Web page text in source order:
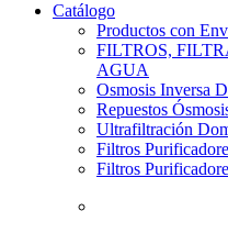
Catálogo
Productos con
FILTROS,
AGUA
Osmosis Inversa
Repuestos
Ultrafiltración
Filtros
Filtros